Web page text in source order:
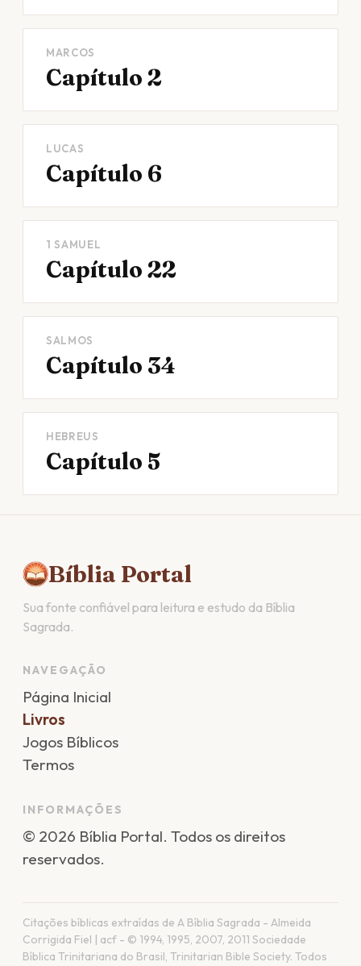
MARCOS
Capítulo 2
LUCAS
Capítulo 6
1 SAMUEL
Capítulo 22
SALMOS
Capítulo 34
HEBREUS
Capítulo 5
Bíblia Portal
Sua fonte confiável para leitura e estudo da Bíblia
Sagrada.
NAVEGAÇÃO
Página Inicial
Livros
Jogos Bíblicos
Termos
INFORMAÇÕES
© 2026 Bíblia Portal. Todos os direitos
reservados.
Citações bíblicas extraídas de A Bíblia Sagrada - Almeida
Corrigida Fiel | acf - © 1994, 1995, 2007, 2011 Sociedade
Bíblica Trinitariana do Brasil, Trinitarian Bible Society. Todos